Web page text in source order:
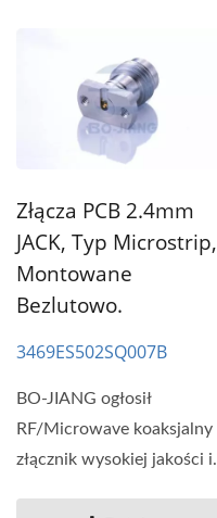
Złącza PCB 2.4mm
JACK, Typ Microstrip,
Montowane
Bezlutowo.
3469ES502SQ007B
BO-JIANG ogłosił
RF/Microwave koaksjalny
złącznik wysokiej jakości i